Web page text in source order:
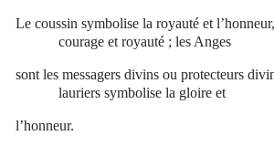
Le coussin symbolise la royauté et
courage et royauté ; les Anges
sont les messagers divins ou protecteurs
lauriers symbolise la gloire et
l’honneur.